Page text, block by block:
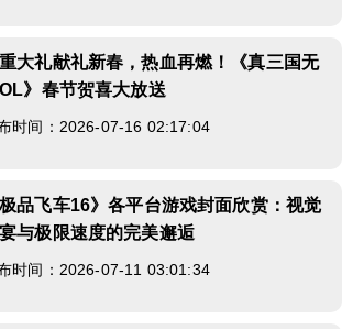
大礼献礼新春，热血再燃！《真三国无
》春节贺喜大放送
时间：2026-07-16 02:17:04
极品飞车16》各平台游戏封面欣赏：视觉
与极限速度的完美邂逅
时间：2026-07-11 03:01:34